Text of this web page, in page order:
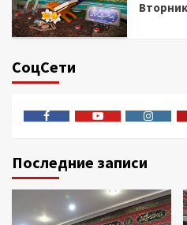
СоцСети
Последние записи